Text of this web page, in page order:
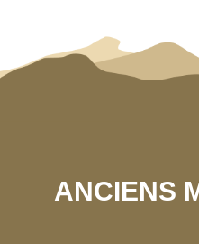
ANCIENS